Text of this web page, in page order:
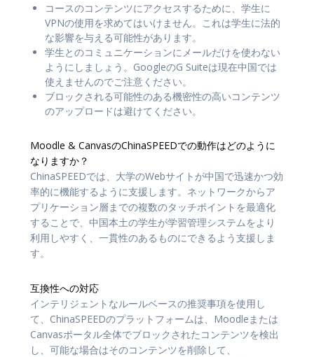
コースのコンテンツにアクセスするために、学生に
VPNの使用を求めてはいけません。これは学生に法的
な影響を与える可能性があります。
学生とのコミュニケーションにメールだけを使わない
ようにしましょう。GoogleのG Suiteは現在中国では
使えませんのでご注意ください。
ブロックされる可能性のある機密性の高いコンテンツ
のアップロードは避けてください。
Moodle & CanvasのChinaSPEEDでの動作はどのように
なりますか？
ChinaSPEEDでは、大学のWebサイトが中国で迅速かつ効
率的に機能するように支援します。ネットワークからア
プリケーション層までの複数のタッチポイントを最適化
することで、中国本土の学生が学習管理システムをより
利用しやすく、一貫性のあるものにできるよう支援しま
す。
互換性への対応
インテリジェントなルールベースの推奨事項を使用し
て、ChinaSPEEDのプラットフォームは、Moodleまたは
Canvasポータル全体でブロックされたコンテンツを検出
し、可能な場合はそのコンテンツを削除して、